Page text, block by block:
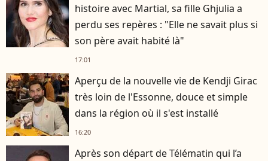
histoire avec Martial, sa fille Ghjulia a
perdu ses repères : "Elle ne savait plus si
son père avait habité là"
17:01
Aperçu de la nouvelle vie de Kendji Girac
très loin de l'Essonne, douce et simple
dans la région où il s'est installé
16:20
Après son départ de Télématin qui l’a